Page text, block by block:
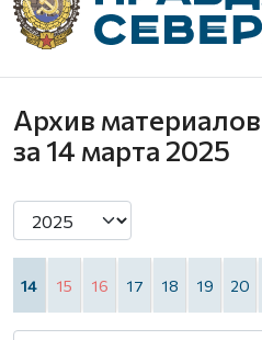
Архив материалов
за 14 марта 2025
14 15 16 17 18 19 20